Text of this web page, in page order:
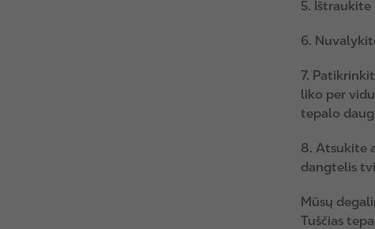
5.
6.
7.
liko per
tepalo
8. Atsukite
dangtelis
Mūsų
Tuščias